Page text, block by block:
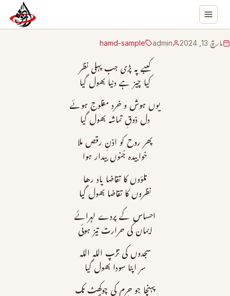
مارچ 13, 2024 admin
hamd-sample
کعبے پہ پڑی جب پہلی نظر
کیا چیز ہے دنیا بھول گیا
یوں ہوش و خرد مفلوج ہوئے
دل ذوقِ تماشہ بھول گیا
پھر روح کو اذنِ رقص ملا
خوابیدہ جُنوں بیدار ہوا
تلؤوں کا تقاضا یاد رھا
نظروں کا تقاضا بھول گیا
احساس کے پردے لہرائے
ایمان کی حرارت تیز ہوئی
سجدوں کی تڑپ اللہ اللہ
سر اپنا سودا بھول گیا
پہنچا جو حرم کی چوکھٹ تک